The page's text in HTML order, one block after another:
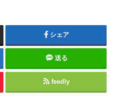
シェア
送る
feedly